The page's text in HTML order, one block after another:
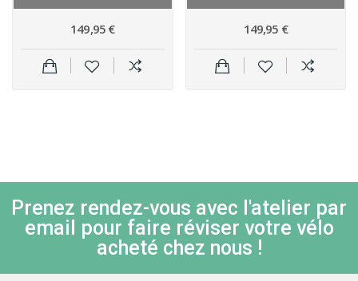
149,95 € 149,95 €
Prenez rendez-vous avec l'atelier par
email pour faire réviser votre vélo
acheté chez nous !